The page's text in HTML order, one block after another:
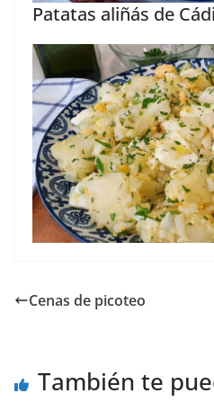
Patatas aliñás de
Cenas de picoteo
También te